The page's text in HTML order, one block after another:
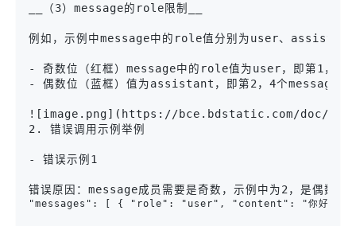
__（3）message的role限制__
例如，示例中message中的role值分别为user、
- 奇数位（红框）message中的role值为user，即第1，3
- 偶数位（蓝框）值为assistant，即第2，4个message
![image.png](https://bce.bdstatic.com/doc/ai-
2. 错误调用示例举例
- 错误示例1
错误原因：message成员需要是奇数，示例中为2，是偶数
"messages": [ { "role": "user", "content": "你好" }, {